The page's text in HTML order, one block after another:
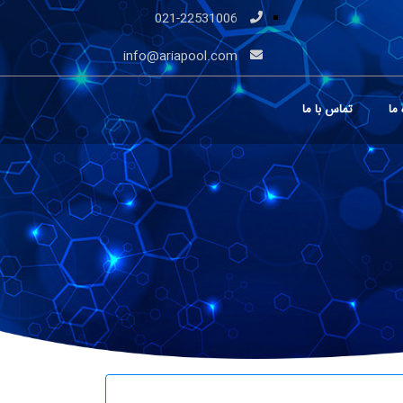
info@ariapool.com
ما تماس با ما